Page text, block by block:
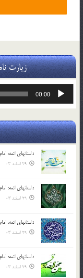
زیارت
پخش‌کننده
00:00
داستانهای ائمه:
29 اسفند 03
داستانهای ائمه:
29 اسفند 03
داستانهای ائمه:
29 اسفند 03
داستانهای ائمه:
29 اسفند 03